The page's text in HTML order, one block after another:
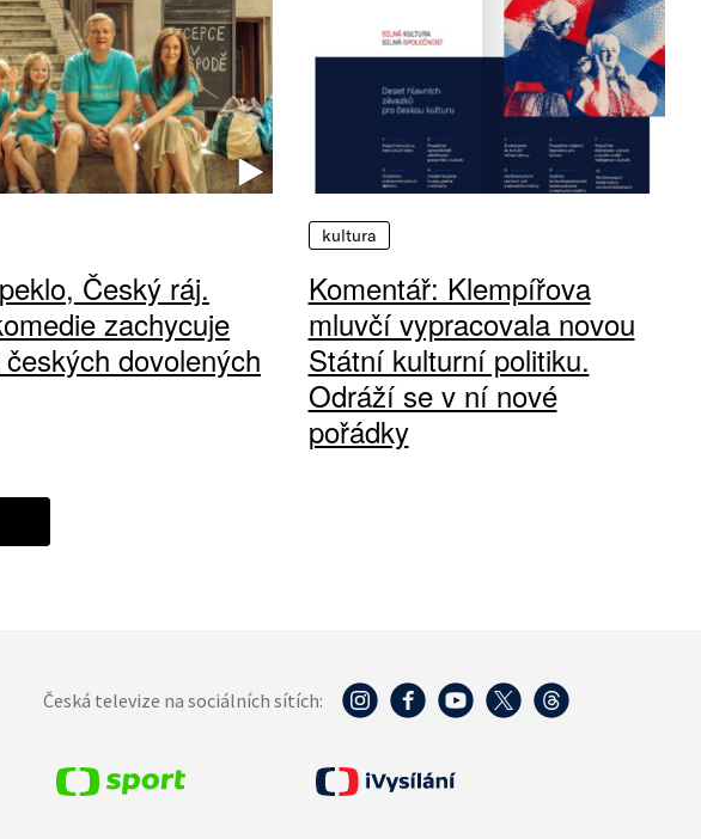
Český ráj.
zachycuje
dovolených
kultura
Komentář: Klempířova
mluvčí vypracovala novou
Státní kulturní politiku.
Odráží se v ní nové
pořádky
Česká televize na sociálních sítích: